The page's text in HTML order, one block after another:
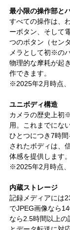
最小限の操作部と
すべての操作は、
ーボタン、そして
つのボタン（セン
メラとして初※の
物理的な摩耗が起
作できます。
※2025年2月時点
ユニボディ構造
カメラの歴史上初
用。これまでにな
ひとつにつき7時
されたボディは、
体感を提供します。
※2025年2月時点
内蔵ストレージ
記録メディアには
でJPEG画像なら
なら2.5時間以上